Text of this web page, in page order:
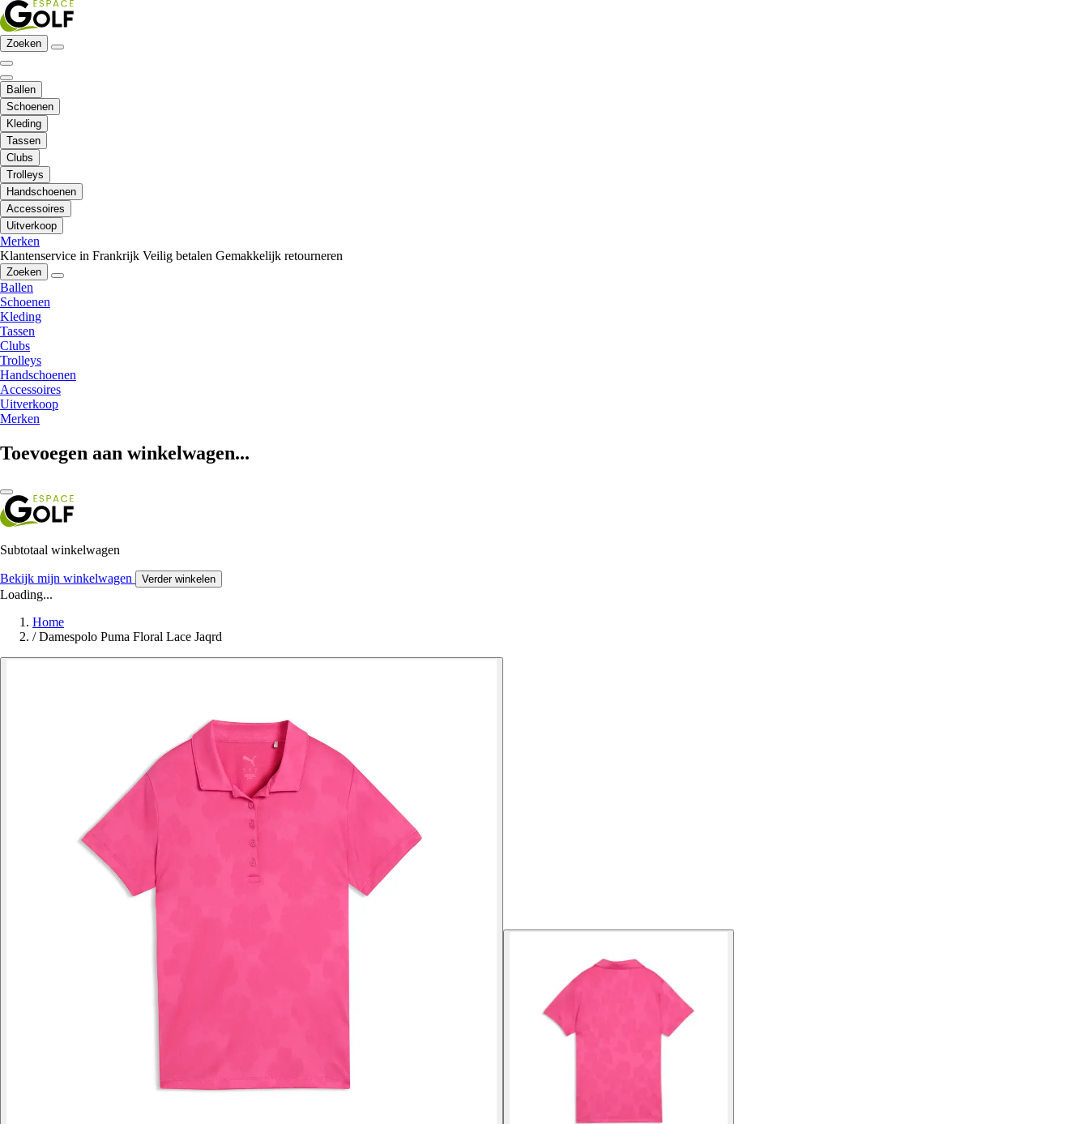
Zoeken
Ballen
Schoenen
Kleding
Tassen
Clubs
Trolleys
Handschoenen
Accessoires
Uitverkoop
Merken
Klantenservice in Frankrijk Veilig betalen Gemakkelijk retourneren
Zoeken
Ballen
Schoenen
Kleding
Tassen
Clubs
Trolleys
Handschoenen
Accessoires
Uitverkoop
Merken
Toevoegen aan winkelwagen...
Subtotaal winkelwagen
Bekijk mijn winkelwagen Verder winkelen
Loading...
Home
/ Damespolo Puma Floral Lace Jaqrd